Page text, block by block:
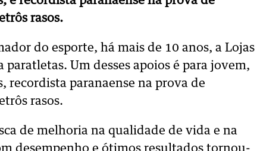
rasos.
do esporte, há mais de 10 anos, a Lojas
Um desses apoios é para jovem,
recordista paranaense na prova de
rasos.
de melhoria na qualidade de vida e na
desempenho e ótimos resultados tornou-